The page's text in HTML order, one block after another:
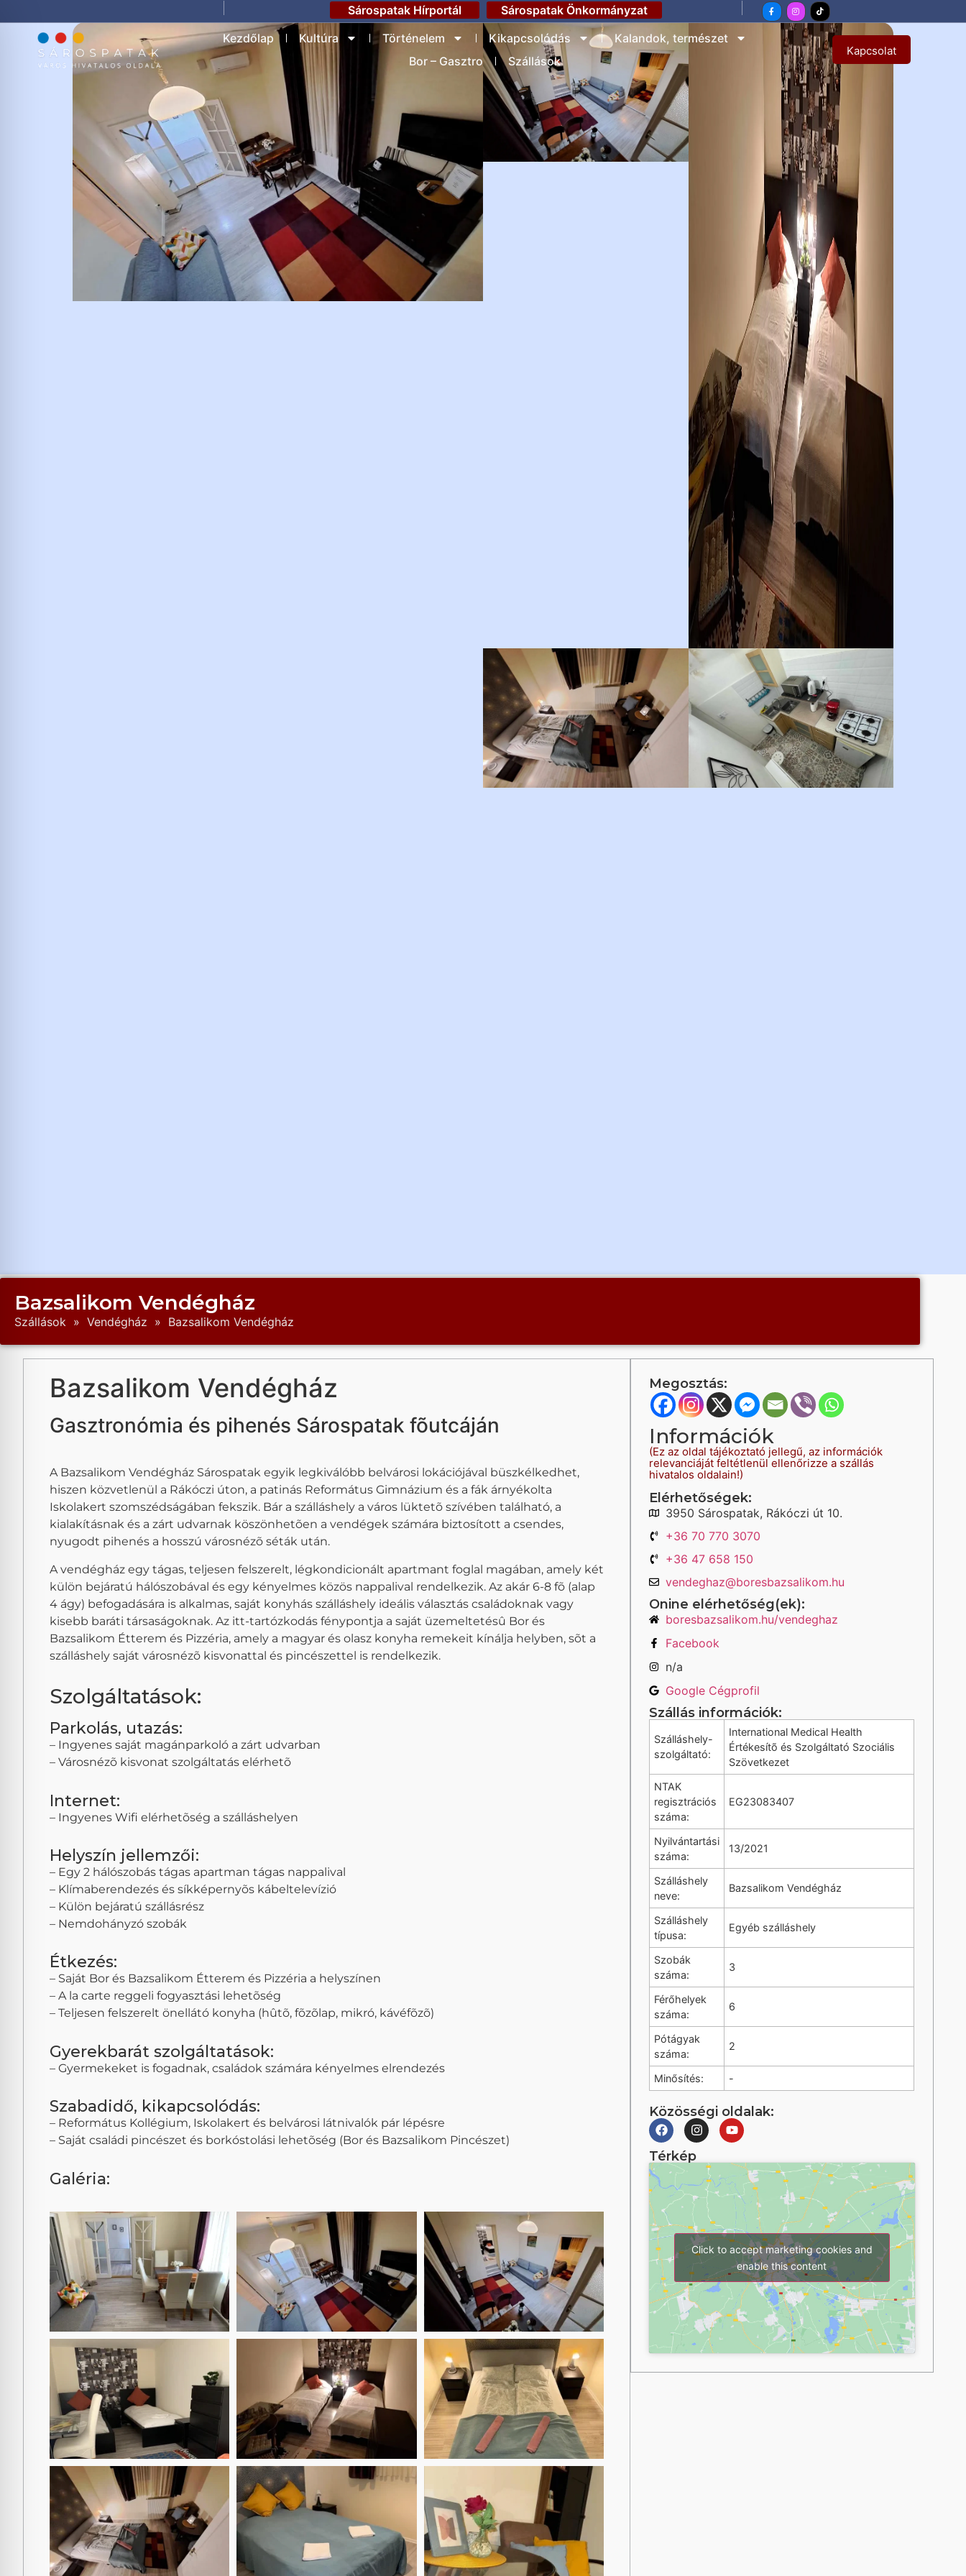
Sárospatak Hírportál
Sárospatak Önkormányzat
Kezdőlap
Kultúra Történelem Kikapcsolódás
Kalandok, természet
Bor – Gasztro
Szállások
Kapcsolat
Bazsalikom Vendégház
Szállások » Vendégház » Bazsalikom Vendégház
Bazsalikom Vendégház
Gasztronómia és pihenés Sárospatak fõutcáján
A Bazsalikom Vendégház Sárospatak egyik legkiválóbb belvárosi lokációjával büszkélkedhet,
hiszen közvetlenül a Rákóczi úton, a patinás Református Gimnázium és a fák árnyékolta
Iskolakert szomszédságában fekszik. Bár a szálláshely a város lüktetõ szívében található, a
kialakításnak és a zárt udvarnak köszönhetõen a vendégek számára biztosított a csendes,
nyugodt pihenés a hosszú városnézõ séták után.
A vendégház egy tágas, teljesen felszerelt, légkondicionált apartmant foglal magában, amely két
külön bejáratú hálószobával és egy kényelmes közös nappalival rendelkezik. Az akár 6-8 fõ (alap
4 ágy) befogadására is alkalmas, saját konyhás szálláshely ideális választás családoknak vagy
kisebb baráti társaságoknak. Az itt-tartózkodás fénypontja a saját üzemeltetésû Bor és
Bazsalikom Étterem és Pizzéria, amely a magyar és olasz konyha remekeit kínálja helyben, sõt a
szálláshely saját városnézõ kisvonattal és pincészettel is rendelkezik.
Szolgáltatások:
Parkolás, utazás:
– Ingyenes saját magánparkoló a zárt udvarban
– Városnézõ kisvonat szolgáltatás elérhetõ
Internet:
– Ingyenes Wifi elérhetõség a szálláshelyen
Helyszín jellemzői:
– Egy 2 hálószobás tágas apartman tágas nappalival
– Klímaberendezés és síkképernyõs kábeltelevízió
– Külön bejáratú szállásrész
– Nemdohányzó szobák
Étkezés:
– Saját Bor és Bazsalikom Étterem és Pizzéria a helyszínen
– A la carte reggeli fogyasztási lehetõség
– Teljesen felszerelt önellátó konyha (hûtõ, fõzõlap, mikró, kávéfõzõ)
Gyerekbarát szolgáltatások:
– Gyermekeket is fogadnak, családok számára kényelmes elrendezés
Szabadidő, kikapcsolódás:
– Református Kollégium, Iskolakert és belvárosi látnivalók pár lépésre
– Saját családi pincészet és borkóstolási lehetõség (Bor és Bazsalikom Pincészet)
Galéria:
Megosztás:
Információk
(Ez az oldal tájékoztató jellegű, az információk
relevanciáját feltétlenül ellenőrizze a szállás
hivatalos oldalain!)
Elérhetőségek:
3950 Sárospatak, Rákóczi út 10.
+36 70 770 3070
+36 47 658 150
vendeghaz@boresbazsalikom.hu
Onine elérhetőség(ek):
boresbazsalikom.hu/vendeghaz
Facebook
n/a
Google Cégprofil
Szállás információk:
Szálláshely-
szolgáltató:
International Medical Health
Értékesítõ és Szolgáltató Szociális
Szövetkezet
NTAK
regisztrációs
száma:
EG23083407
Nyilvántartási
száma:
13/2021
Szálláshely
neve:
Bazsalikom Vendégház
Szálláshely
típusa:
Egyéb szálláshely
Szobák
száma:
3
Férőhelyek
száma:
6
Pótágyak
száma:
2
Minősítés: -
Közösségi oldalak:
Térkép
Click to accept marketing cookies and
enable this content